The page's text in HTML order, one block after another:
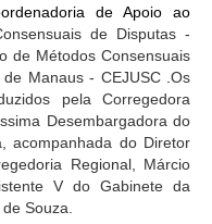
– Cejusc 1º e 2º
de Apoio ao
de Disputas -
de Métodos Consensuais
Manaus - CEJUSC Os
pela Corregedora
Desembargadora do
acompanhada do Diretor
Regional, Márcio
V do Gabinete da
Souza.